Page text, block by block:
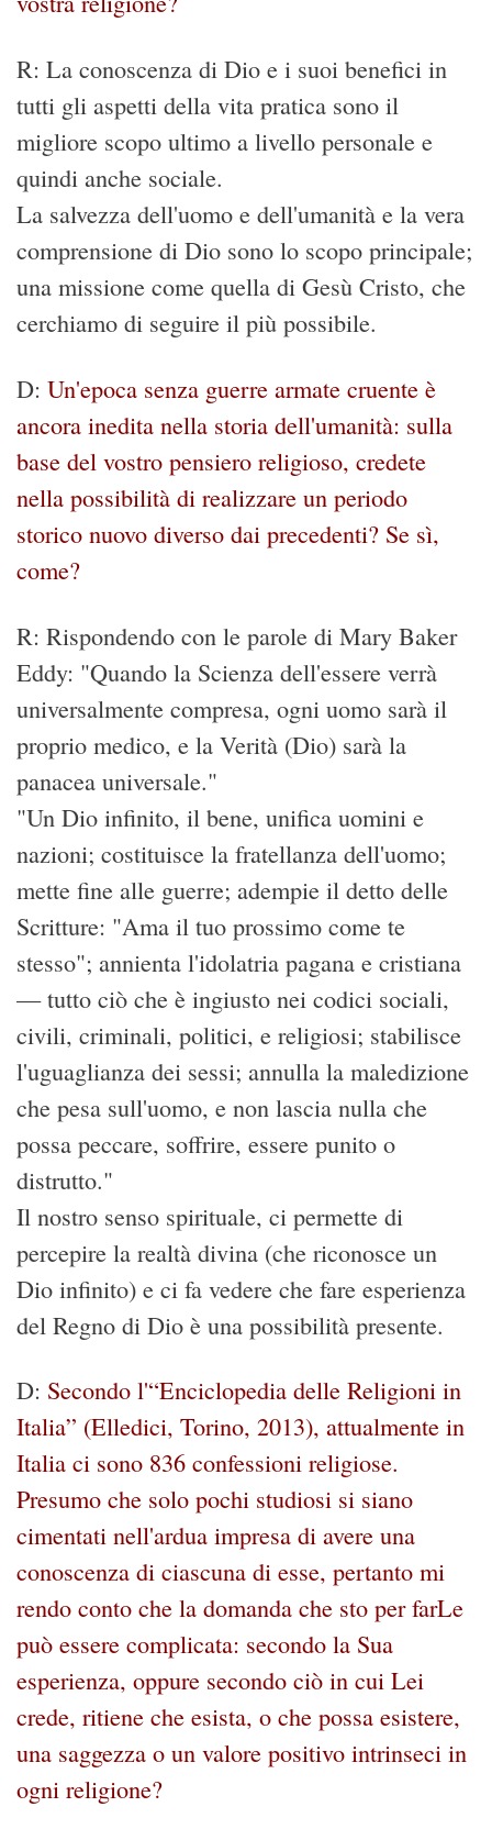
R: La conoscenza di Dio e i suoi benefici in
tutti gli aspetti della vita pratica sono il
migliore scopo ultimo a livello personale e
quindi anche sociale.
La salvezza dell'uomo e dell'umanità e la vera
comprensione di Dio sono lo scopo principale;
una missione come quella di Gesù Cristo, che
cerchiamo di seguire il più possibile.
D: Un'epoca senza guerre armate cruente è
ancora inedita nella storia dell'umanità: sulla
base del vostro pensiero religioso, credete
nella possibilità di realizzare un periodo
storico nuovo diverso dai precedenti? Se sì,
come?
R: Rispondendo con le parole di Mary Baker
Eddy: "Quando la Scienza dell'essere verrà
universalmente compresa, ogni uomo sarà il
proprio medico, e la Verità (Dio) sarà la
panacea universale."
"Un Dio infinito, il bene, unifica uomini e
nazioni; costituisce la fratellanza dell'uomo;
mette fine alle guerre; adempie il detto delle
Scritture: "Ama il tuo prossimo come te
stesso"; annienta l'idolatria pagana e cristiana
— tutto ciò che è ingiusto nei codici sociali,
civili, criminali, politici, e religiosi; stabilisce
l'uguaglianza dei sessi; annulla la maledizione
che pesa sull'uomo, e non lascia nulla che
possa peccare, soffrire, essere punito o
distrutto."
Il nostro senso spirituale, ci permette di
percepire la realtà divina (che riconosce un
Dio infinito) e ci fa vedere che fare esperienza
del Regno di Dio è una possibilità presente.
D: Secondo l'“Enciclopedia delle Religioni in
Italia” (Elledici, Torino, 2013), attualmente in
Italia ci sono 836 confessioni religiose.
Presumo che solo pochi studiosi si siano
cimentati nell'ardua impresa di avere una
conoscenza di ciascuna di esse, pertanto mi
rendo conto che la domanda che sto per farLe
può essere complicata: secondo la Sua
esperienza, oppure secondo ciò in cui Lei
crede, ritiene che esista, o che possa esistere,
una saggezza o un valore positivo intrinseci in
ogni religione?